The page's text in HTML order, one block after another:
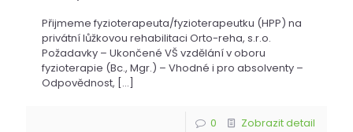
Přijmeme fyzioterapeuta/fyzioterapeutku (HPP) na
privátní lůžkovou rehabilitaci Orto-reha, s.r.o.
Požadavky – Ukončené VŠ vzdělání v oboru
fyzioterapie (Bc., Mgr.) – Vhodné i pro absolventy –
Odpovědnost, […]
0 Zobrazit detail